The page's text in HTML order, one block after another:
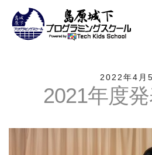
お問い合わせ
クラス
2022年4月
2021年度